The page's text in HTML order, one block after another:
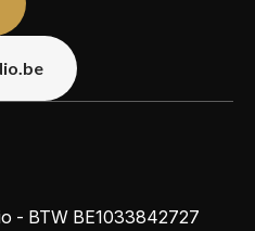
- BTW BE1033842727